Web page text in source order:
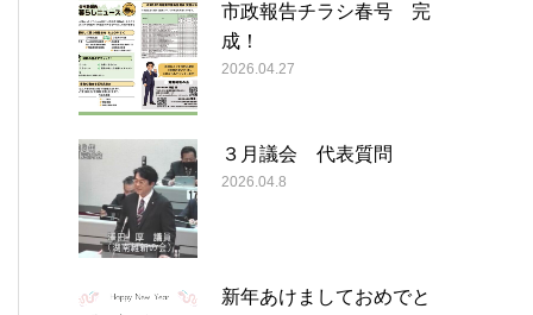
市政報告チラシ春号 完
成！
2026.04.27
３月議会 代表質問
2026.04.8
新年あけましておめでと